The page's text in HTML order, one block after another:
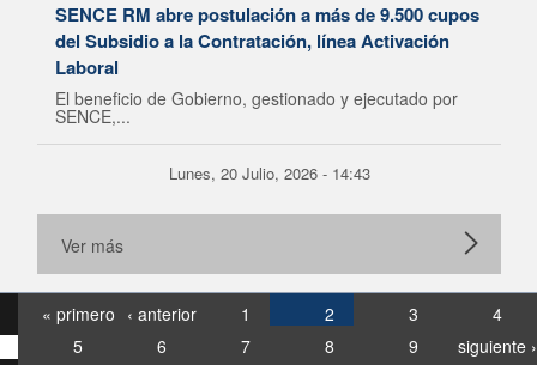
SENCE RM abre postulación a más de 9.500 cupos
del Subsidio a la Contratación, línea Activación
Laboral
El beneficio de Gobierno, gestionado y ejecutado por
SENCE,...
Lunes, 20 Julio, 2026 - 14:43
Ver más
« primero ‹ anterior 1 2 3
4
5
6 7 8 9
siguiente ›